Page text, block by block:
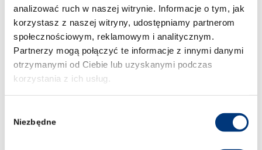
analizować ruch w naszej witrynie. Informacje o tym, jak
korzystasz z naszej witryny, udostępniamy partnerom
społecznościowym, reklamowym i analitycznym.
Partnerzy mogą połączyć te informacje z innymi danymi
otrzymanymi od Ciebie lub uzyskanymi podczas
korzystania z ich usług.
zgody
Niezbędne
Studentów zainteresowanych udziałem
zachęcamy do kontaktu z Wojskowym
Centrum Rekrutacji we Wrocławiu: